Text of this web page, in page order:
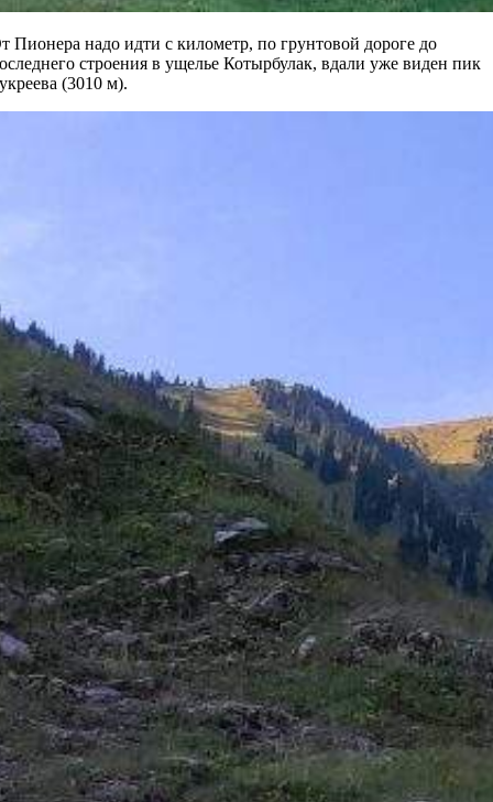
Пионера надо идти с километр, по грунтовой дороге до
строения в ущелье Котырбулак, вдали уже виден пик
(3010 м).